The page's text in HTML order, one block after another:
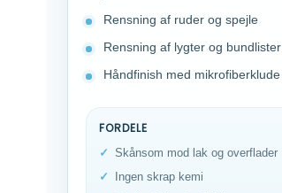
Rensning af ruder og spejle
Rensning af lygter og bundlister
Håndfinish med mikrofiberklude
FORDELE
Skånsom mod lak og overflader
Ingen skrap kemi